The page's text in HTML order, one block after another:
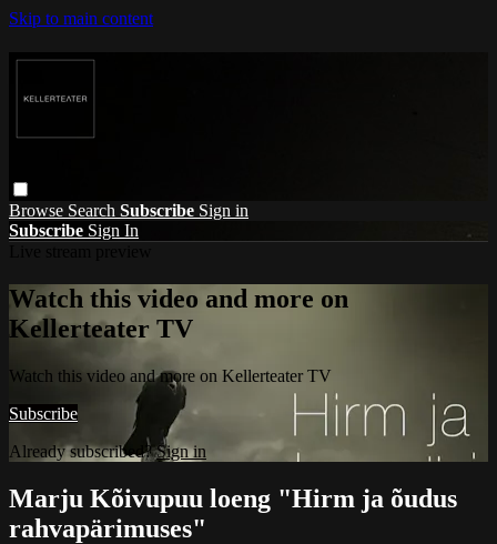
Skip to main content
Browse Search Subscribe Sign in
Subscribe Sign In
Watch this video and more on
Kellerteater TV
Watch this video and more on Kellerteater TV
Subscribe
Already subscribed?Sign in
Marju Kõivupuu loeng "Hirm ja õudus
rahvapärimuses"